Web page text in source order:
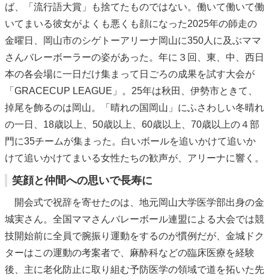
ば、「流行語大賞」も捨てたものではない。働いて働いて働
いてまいる彼女がよくも悪くも顔になった2025年の師走の
金曜日、岡山市のシゲトーアリーナ岡山に350人に及ぶママ
さんバレーボーラーの姿があった。年に３回、東、中、西日
本の各会場に一日だけ集まって日ごろの成果を試す大会が
「GRACECUP LEAGUE」。25年は秋田、伊勢市ときて、
掉尾を飾るのは岡山。「晴れの国岡山」にふさわしい冬晴れ
の一日、18歳以上、50歳以上、60歳以上、70歳以上の４部
門に35チームが集まった。白いボールを追いかけて追いか
けて追いかけてまいる女性たちの歓声が、アリーナに響く。
笑顔と仲間への思いで長寿に
開会式で祝辞を寄せたのは、地元岡山大学医学部出身の金
城実さん。全国ママさんバレーボール連盟による大会では競
技開始前に全員で腕振り運動をするのが慣例だが、金城ドク
ターはこの運動の考案者で、麻酔科などの臨床医療を経験
後、主に老化防止に取り組む予防医学の領域で道を拓いた先